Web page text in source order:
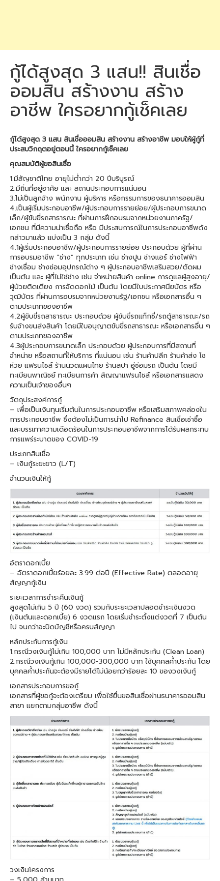
กู้ได้สูงสุด 3 แสน!! สินเชื่อ
ออมสิน สร้างงาน สร้าง
อาชีพ ใครอยากกู้เช็คเลย
กู้ได้สูงสุด 3 แสน สินเชื่อออมสิน สร้างงาน สร้างอาชีพ มอบให้ผู้กู้ที่
ประสบวิกฤตอยู่ตอนนี้ ใครอยากกู้เช็คเลย
คุณสมบัติผู้ขอสินเชื่อ
1.มีสัญชาติไทย อายุไม่ต่ำกว่า 20 ปีบริบูรณ์
2.มีถิ่นที่อยู่อาศัย และ สถานประกอบการแน่นอน
3.ไม่เป็นลูกจ้าง พนักงาน ผู้บริหาร หรือกรรมการของธนาคารออมสิน
4.เป็นผู้เริ่มประกอบอาชีพ/ผู้ประกอบการรายย่อย/ผู้ประกอบการขนาด
เล็ก/ผู้ขับขี่รถสาธารณะ ที่ผ่านการฝึกอบรมจากหน่วยงานภาครัฐ/
เอกชน ที่มีความน่าเชื่อถือ หรือ มีประสบการณ์ในการประกอบอาชีพดัง
กล่าวมาแล้ว แบ่งเป็น 3 กลุ่ม ดังนี้
4.1ผู้เริ่มประกอบอาชีพ/ผู้ประกอบการรายย่อย ประกอบด้วย ผู้ที่ผ่าน
การอบรมอาชีพ “ช่าง” ทุกประเภท เช่น ช่างปูน ช่างแอร์ ช่างไฟฟ้า
ช่างเชื่อม ช่างซ่อมอุปกรณ์ต่าง ๆ ผู้ประกอบอาชีพเสริมสวย/ตัดผม
เป็นต้น และ ผู้ที่ไม่ใช่ช่าง เช่น จำหน่ายสินค้า online การดูแลผู้สูงอายุ/
ผู้ป่วยติดเตียง การจัดดอกไม้ เป็นต้น โดยมีใบประกาศนียบัตร หรือ
วุฒิบัตร ที่ผ่านการอบรมจากหน่วยงานรัฐ/เอกชน หรือเอกสารอื่น ๆ
ตามประเภทของอาชีพ
4.2ผู้ขับขี่รถสาธารณะ ประกอบด้วย ผู้ขับขี่รถแท็กซี่/รถตู้สาธารณะ/รถ
รับจ้างขนส่งสินค้า โดยมีใบอนุญาตขับขี่รถสาธารณะ หรือเอกสารอื่น ๆ
ตามประเภทของอาชีพ
4.3ผู้ประกอบการขนาดเล็ก ประกอบด้วย ผู้ประกอบการที่มีสถานที่
จำหน่าย หรือสถานที่ให้บริการ ที่แน่นอน เช่น ร้านค้าปลีก ร้านค้าส่ง โช
ห่วย แฟรนไชส์ ร้านนวดแผนไทย ร้านสปา อู่ซ่อมรถ เป็นต้น โดยมี
ทะเบียนพาณิชย์ ทะเบียนการค้า สัญญาแฟรนไชส์ หรือเอกสารแสดง
ความเป็นเจ้าของอื่นๆ
วัตถุประสงค์การกู้
– เพื่อเป็นเงินทุนเริ่มต้นในการประกอบอาชีพ หรือเสริมสภาพคล่องใน
การประกอบอาชีพ ซึ่งต้องไม่เป็นการนำไป Refinance สินเชื่อเช่าซื้อ
และบรรเทาความเดือดร้อนในการประกอบอาชีพจากการได้รับผลกระทบ
การแพร่ระบาดของ COVID-19
ประเภทสินเชื่อ
– เงินกู้ระยะยาว (L/T)
จำนวนเงินให้กู้
อัตราดอกเบี้ย
– อัตราดอกเบี้ยร้อยละ 3.99 ต่อปี (Effective Rate) ตลอดอายุ
สัญญากู้เงิน
ระยะเวลาการชำระคืนเงินกู้
สูงสุดไม่เกิน 5 ปี (60 งวด) รวมกับระยะเวลาปลอดชำระเงินงวด
(เงินต้นและดอกเบี้ย) 6 งวดแรก โดยเริ่มชำระตั้งแต่งวดที่ 7 เป็นต้น
ไป จนกว่าจะปิดบัญชีหรือครบสัญญา
หลักประกันการกู้เงิน
1.กรณีวงเงินกู้ไม่เกิน 100,000 บาท ไม่มีหลักประกัน (Clean Loan)
2.กรณีวงเงินกู้เกิน 100,000-300,000 บาท ใช้บุคคลค้ำประกัน โดย
บุคคลค้ำประกันจะต้องมีรายได้ไม่น้อยกว่าร้อยละ 10 ของวงเงินกู้
เอกสารประกอบการขอกู้
เอกสารที่ผู้ขอกู้จะต้องเตรียม เพื่อใช้ยื่นขอสินเชื่อผ่านธนาคารออมสิน
สาขา แยกตามกลุ่มอาชีพ ดังนี้
วงเงินโครงการ